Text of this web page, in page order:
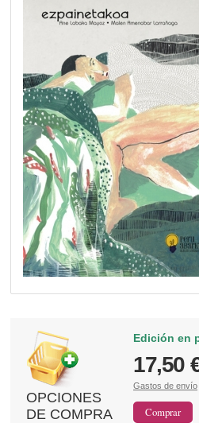
OPCIONES
DE COMPRA
Edición en
17,50
Gastos de envío